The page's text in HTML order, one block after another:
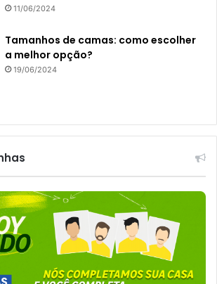
11/06/2024
Tamanhos de camas: como escolher
a melhor opção?
19/06/2024